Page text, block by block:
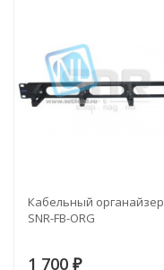
Кабельный органайзер
SNR-FB-ORG
1 700 ₽